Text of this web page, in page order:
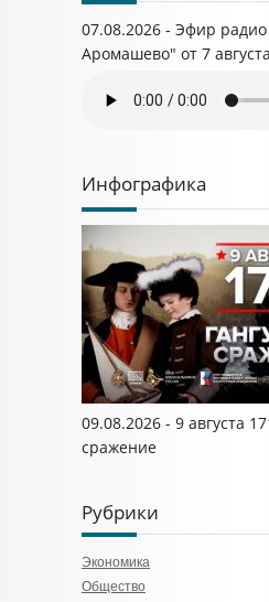
07.08.2026 - Эфир
Аромашево" от 7
Инфографика
09.08.2026 - 9 августа
сражение
Рубрики
Экономика
Общество